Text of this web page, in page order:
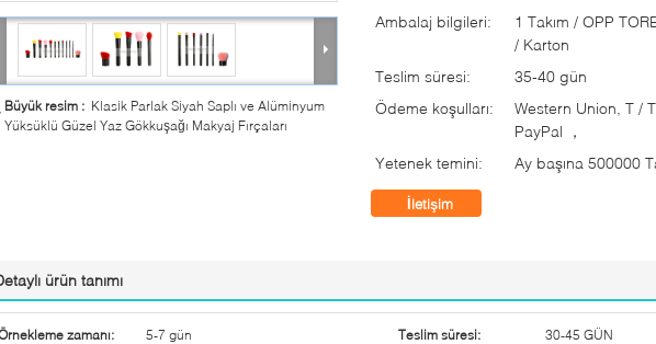
Büyük resim : Klasik Parlak Siyah Saplı ve Alüminyum
Yüksüklü Güzel Yaz Gökkuşağı Makyaj Fırçaları
Ambalaj bilgileri:
1 Takım / OPP
/ Karton
Teslim süresi:
35-40 gün
Ödeme koşulları:
Western Union, T /
PayPal ，
Yetenek temini:
Ay başına 500000
İletişim
ürün tanımı
zamanı: 5-7 gün Teslim süresi: 30-45 GÜN